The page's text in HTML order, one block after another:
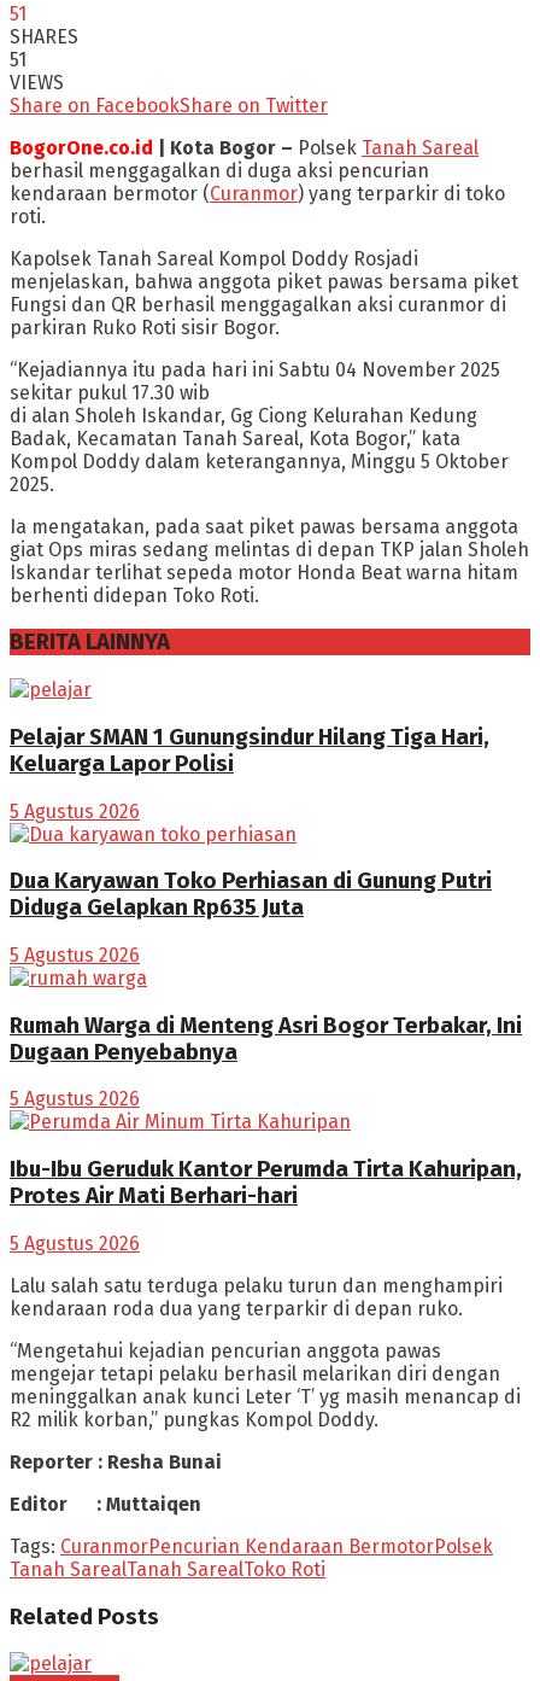
51
SHARES
51
VIEWS
Share on FacebookShare on Twitter
BogorOne.co.id | Kota Bogor – Polsek Tanah Sareal
berhasil menggagalkan di duga aksi pencurian
kendaraan bermotor (Curanmor) yang terparkir di toko
roti.
Kapolsek Tanah Sareal Kompol Doddy Rosjadi
menjelaskan, bahwa anggota piket pawas bersama piket
Fungsi dan QR berhasil menggagalkan aksi curanmor di
parkiran Ruko Roti sisir Bogor.
“Kejadiannya itu pada hari ini Sabtu 04 November 2025
sekitar pukul 17.30 wib
di alan Sholeh Iskandar, Gg Ciong Kelurahan Kedung
Badak, Kecamatan Tanah Sareal, Kota Bogor,” kata
Kompol Doddy dalam keterangannya, Minggu 5 Oktober
2025.
Ia mengatakan, pada saat piket pawas bersama anggota
giat Ops miras sedang melintas di depan TKP jalan Sholeh
Iskandar terlihat sepeda motor Honda Beat warna hitam
berhenti didepan Toko Roti.
BERITA LAINNYA
Pelajar SMAN 1 Gunungsindur Hilang Tiga Hari,
Keluarga Lapor Polisi
5 Agustus 2026
Dua Karyawan Toko Perhiasan di Gunung Putri
Diduga Gelapkan Rp635 Juta
5 Agustus 2026
Rumah Warga di Menteng Asri Bogor Terbakar, Ini
Dugaan Penyebabnya
5 Agustus 2026
Ibu-Ibu Geruduk Kantor Perumda Tirta Kahuripan,
Protes Air Mati Berhari-hari
5 Agustus 2026
Lalu salah satu terduga pelaku turun dan menghampiri
kendaraan roda dua yang terparkir di depan ruko.
“Mengetahui kejadian pencurian anggota pawas
mengejar tetapi pelaku berhasil melarikan diri dengan
meninggalkan anak kunci Leter ‘T’ yg masih menancap di
R2 milik korban,” pungkas Kompol Doddy.
Reporter : Resha Bunai
Editor : Muttaiqen
Tags: CuranmorPencurian Kendaraan BermotorPolsek
Tanah SarealTanah SarealToko Roti
Related Posts